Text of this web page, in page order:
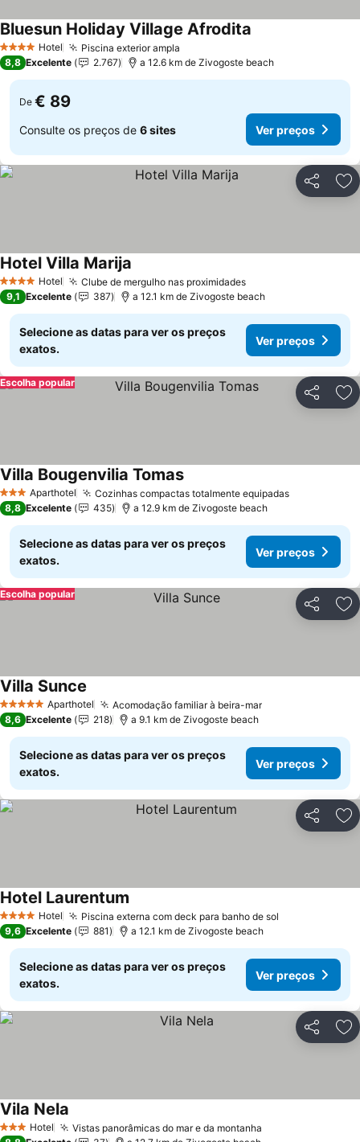
4 EstrelasHotel Piscina exterior ampla
Bluesun Holiday Village Afrodita
8,8 Excelente 2.767 a 12.6 km de Zivogoste beach
De € 89
Consulte os preços de 6 sites Ver preços
Partilhar
4 EstrelasHotel Clube de mergulho nas proximidades
Hotel Villa Marija
9,1 Excelente 387 a 12.1 km de Zivogoste beach
Selecione as datas para ver os preços
exatos.
Ver preços
Partilhar
Escolha popular
3 EstrelasAparthotel Cozinhas compactas totalmente equipadas
Villa Bougenvilia Tomas
8,8 Excelente 435 a 12.9 km de Zivogoste beach
Selecione as datas para ver os preços
exatos.
Ver preços
Partilhar
Escolha popular
5 Estrelas Aparthotel Acomodação familiar à beira-mar
Villa Sunce
8,6 Excelente 218 a 9.1 km de Zivogoste beach
Selecione as datas para ver os preços
exatos.
Ver preços
Partilhar
4 EstrelasHotel Piscina externa com deck para banho de sol
Hotel Laurentum
9,6 Excelente 881 a 12.1 km de Zivogoste beach
Selecione as datas para ver os preços
exatos.
Ver preços
Partilhar
3 EstrelasHotel Vistas panorâmicas do mar e da montanha
Vila Nela